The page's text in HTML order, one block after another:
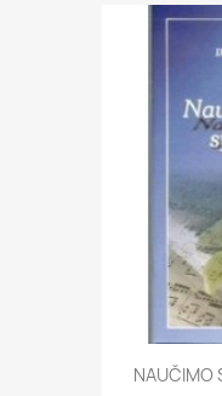
NAUČIMO